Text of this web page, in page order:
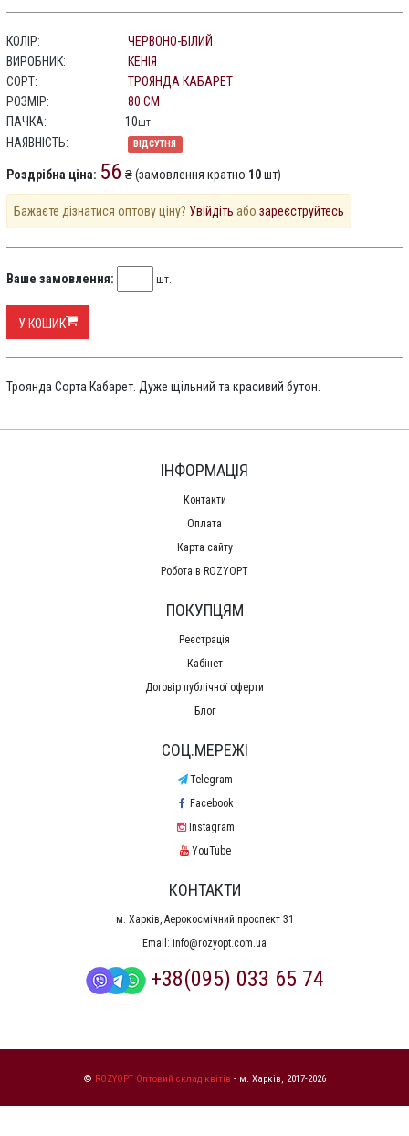
КОЛІР:
ЧЕРВОНО-БІЛИЙ
ВИРОБНИК:
КЕНІЯ
СОРТ:
ТРОЯНДА КАБАРЕТ
РОЗМІР:
80 СМ
ПАЧКА:
10шт
НАЯВНІСТЬ: ВІДСУТНЯ
Роздрібна ціна: 56 ₴ (замовлення кратно 10шт)
Бажаєте дізнатися оптову ціну? Увійдіть або зареєструйтесь
Ваше замовлення: шт.
У КОШИК
Троянда Сорта Кабарет. Дуже щільний та красивий бутон.
ІНФОРМАЦІЯ
Контакти
Оплата
Карта сайту
Робота в ROZYOPT
ПОКУПЦЯМ
Реєстрація
Кабінет
Договір публічної оферти
Блог
СОЦ.МЕРЕЖІ
Telegram
Facebook
Instagram
YouTube
КОНТАКТИ
м. Харків, Аерокосмічний проспект 31
Email: info@rozyopt.com.ua
+38(095) 033 65 74
© ROZYOPT Оптовий склад квітів - м. Харків, 2017-2026